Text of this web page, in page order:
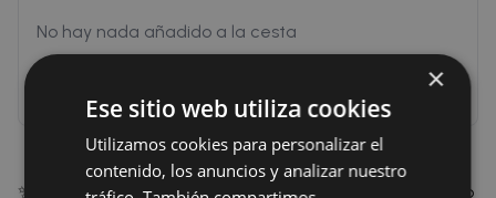
No hay nada añadido a la cesta
✨ Descubre el Sujetador Selene Elena, un diseño clásico
×
Ese sitio web utiliza cookies
Utilizamos cookies para personalizar el
contenido, los anuncios y analizar nuestro